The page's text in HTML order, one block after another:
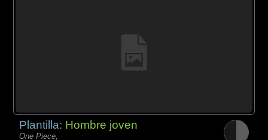
Plantilla: Hombre joven
One Piece,